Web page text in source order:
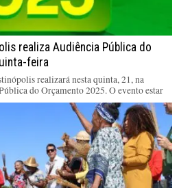
realiza Audiência Pública do
feira
realizará nesta quinta, 21, na
do Orçamento 2025. O evento estar